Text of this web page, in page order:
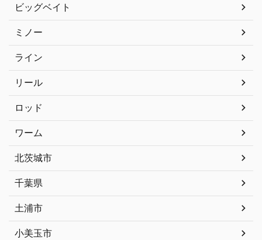
ビッグベイト
ミノー
ライン
リール
ロッド
ワーム
北茨城市
千葉県
土浦市
小美玉市